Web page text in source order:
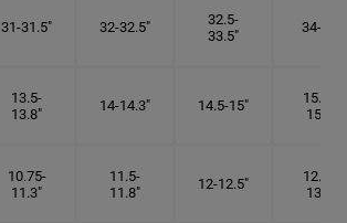
31-31.5" 32-32.5"
32.5-
33.5"
34-35"
13.5-
13.8"
14-14.3" 14.5-15"
15.25-
15.5"
10.75-
11.3"
11.5-
11.8"
12-12.5"
12.75-
13.3"